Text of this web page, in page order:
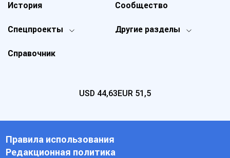
Спецпроекты Другие разделы
История
Справочник
Сообщество
USD 44,63EUR 51,5
Правила использования
Редакционная политика